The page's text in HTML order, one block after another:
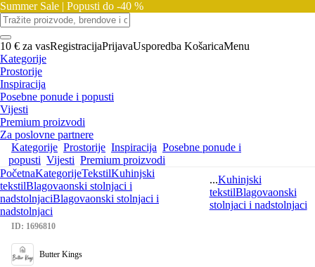
Summer Sale | Popusti do -40 %
10 € za vasRegistracijaPrijavaUsporedba KošaricaMenu
Kategorije
Prostorije
Inspiracija
Posebne ponude i popusti
Vijesti
Premium proizvodi
Za poslovne partnere
Kategorije Prostorije Inspiracija Posebne ponude i
popusti Vijesti Premium proizvodi
PočetnaKategorijeTekstilKuhinjski
tekstilBlagovaonski stolnjaci i
nadstolnjaciBlagovaonski stolnjaci i
nadstolnjaci
...Kuhinjski
tekstilBlagovaonski
stolnjaci i nadstolnjaci
ID: 1696810
Butter Kings